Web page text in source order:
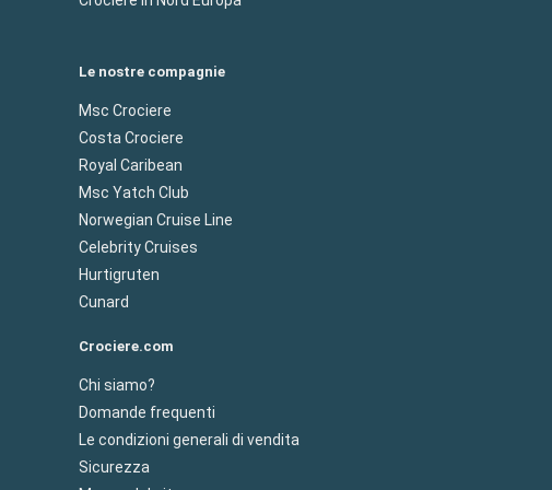
Le nostre compagnie
Msc Crociere
Costa Crociere
Royal Caribean
Msc Yatch Club
Norwegian Cruise Line
Celebrity Cruises
Hurtigruten
Cunard
Crociere.com
Chi siamo?
Domande frequenti
Le condizioni generali di vendita
Sicurezza